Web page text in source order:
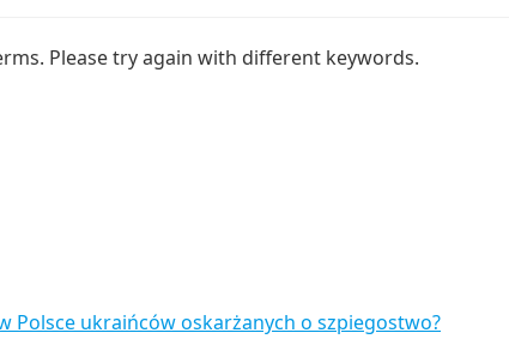
Please try again with different keywords.
Polsce ukraińców oskarżanych o szpiegostwo?